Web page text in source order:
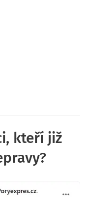
kteří již